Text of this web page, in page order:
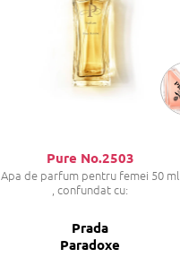
Pure No.2503
Apa de parfum pentru femei 50 ml
, confundat cu:
Prada
Paradoxe